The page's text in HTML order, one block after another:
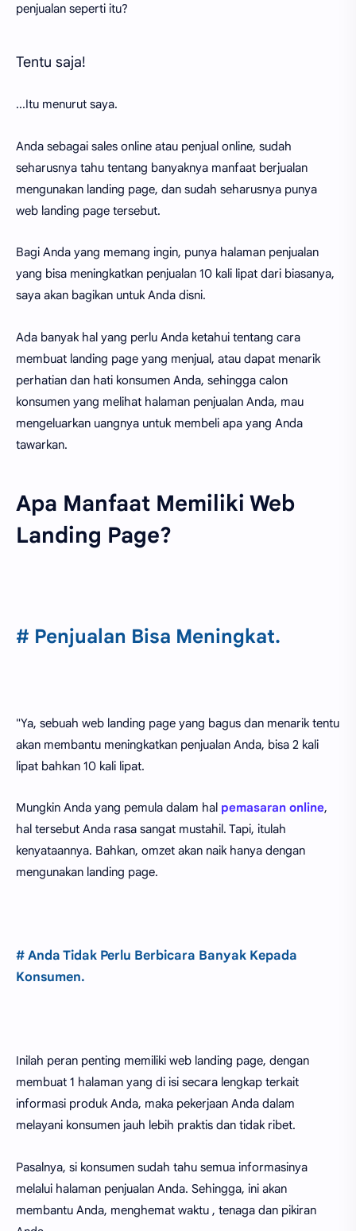
penjualan seperti itu?
Tentu saja!
...Itu menurut saya.
Anda sebagai sales online atau penjual online, sudah
seharusnya tahu tentang banyaknya manfaat berjualan
mengunakan landing page, dan sudah seharusnya punya
web landing page tersebut.
Bagi Anda yang memang ingin, punya halaman penjualan
yang bisa meningkatkan penjualan 10 kali lipat dari biasanya,
saya akan bagikan untuk Anda disni.
Ada banyak hal yang perlu Anda ketahui tentang cara
membuat landing page yang menjual, atau dapat menarik
perhatian dan hati konsumen Anda, sehingga calon
konsumen yang melihat halaman penjualan Anda, mau
mengeluarkan uangnya untuk membeli apa yang Anda
tawarkan.
Apa Manfaat Memiliki Web
Landing Page?
# Penjualan Bisa Meningkat.
"Ya, sebuah web landing page yang bagus dan menarik tentu
akan membantu meningkatkan penjualan Anda, bisa 2 kali
lipat bahkan 10 kali lipat.
Mungkin Anda yang pemula dalam hal pemasaran online,
hal tersebut Anda rasa sangat mustahil. Tapi, itulah
kenyataannya. Bahkan, omzet akan naik hanya dengan
mengunakan landing page.
# Anda Tidak Perlu Berbicara Banyak Kepada
Konsumen.
Inilah peran penting memiliki web landing page, dengan
membuat 1 halaman yang di isi secara lengkap terkait
informasi produk Anda, maka pekerjaan Anda dalam
melayani konsumen jauh lebih praktis dan tidak ribet.
Pasalnya, si konsumen sudah tahu semua informasinya
melalui halaman penjualan Anda. Sehingga, ini akan
membantu Anda, menghemat waktu , tenaga dan pikiran